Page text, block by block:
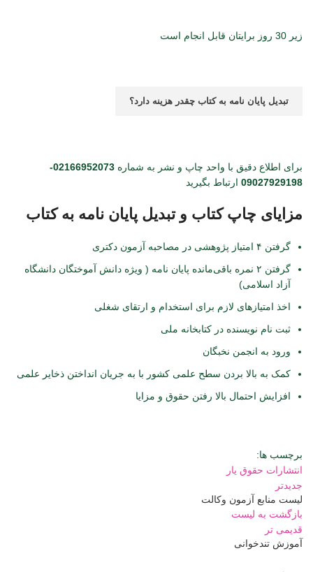
زیر 30 روز برایتان قابل انجام است
تبدیل پایان نامه به کتاب چقدر هزینه دارد؟
برای اطلاع دقیق با واحد چاپ و نشر به شماره
02166952073-
09027929198 ارتباط بگیرید
مزایای چاپ کتاب و تبدیل پایان نامه به کتاب
گرفتن ۴ امتیاز پژوهشی در مصاحبه آزمون دکتری
گرفتن ۲ نمره باقی‌مانده پایان نامه ( ویژه دانش آموختگان دانشگاه
آزاد اسلامی)
اخذ امتیازهای لازم برای استخدام و ارتقای شغلی
ثبت نام نویسنده در کتابخانه ملی
ورود به انجمن نخبگان
کمک به بالا بردن سطح علمی کشور با به جریان انداختن ذخایر علمی
افزایش احتمال بالا رفتن حقوق و مزایا
برچسب ها:
انتشارات حقوق یار
جدیدتر
لیست منابع آزمون وکالت
بازگشت به لیست
قدیمی تر
آموزش تندخوانی